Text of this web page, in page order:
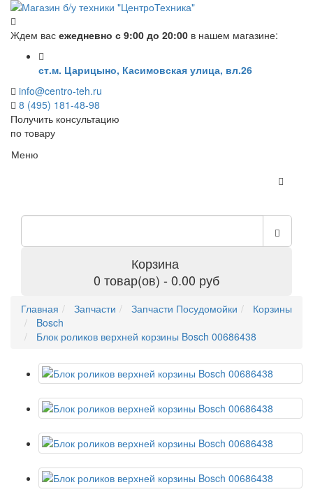
Ждем вас ежедневно с 9:00 до 20:00 в нашем магазине:
ст.м. Царицыно, Касимовская улица, вл.26
info@centro-teh.ru
8 (495) 181-48-98
Получить консультацию
по товару
Меню
Корзина
0 товар(ов) - 0.00 руб
Главная Запчасти Запчасти Посудомойки
Корзины
Bosch
Блок роликов верхней корзины Bosch 00686438